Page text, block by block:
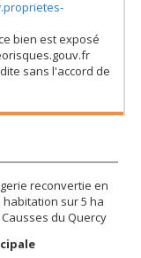
bien est exposé
sans l'accord de
reconvertie en
sur 5 ha
du Quercy